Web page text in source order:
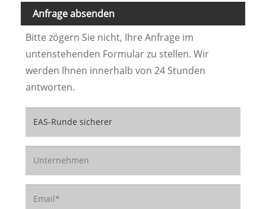
Anfrage absenden
Bitte zögern Sie nicht, Ihre Anfrage im
untenstehenden Formular zu stellen. Wir
werden Ihnen innerhalb von 24 Stunden
antworten.